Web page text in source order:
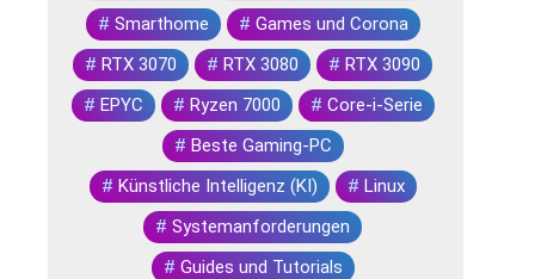
# Smarthome # Games und Corona
# RTX 3070 # RTX 3080 # RTX 3090
# EPYC # Ryzen 7000 # Core-i-Serie
# Beste Gaming-PC
# Künstliche Intelligenz (KI) # Linux
# Systemanforderungen
# Guides und Tutorials